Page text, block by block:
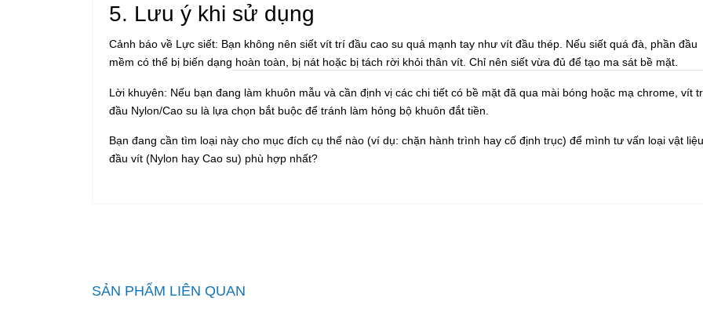
5. Lưu ý khi sử dụng
Cảnh báo về Lực siết: Bạn không nên siết vít trí đầu cao su quá mạnh tay như vít đầu thép. Nếu siết quá đà, phần đầu
mềm có thể bị biến dạng hoàn toàn, bị nát hoặc bị tách rời khỏi thân vít. Chỉ nên siết vừa đủ để tạo ma sát bề mặt.
Lời khuyên: Nếu bạn đang làm khuôn mẫu và cần định vị các chi tiết có bề mặt đã qua mài bóng hoặc mạ chrome, vít
đầu Nylon/Cao su là lựa chọn bắt buộc để tránh làm hỏng bộ khuôn đắt tiền.
Bạn đang cần tìm loại này cho mục đích cụ thể nào (ví dụ: chặn hành trình hay cố định trục) để mình tư vấn loại vật liệu
đầu vít (Nylon hay Cao su) phù hợp nhất?
SẢN PHẨM LIÊN QUAN